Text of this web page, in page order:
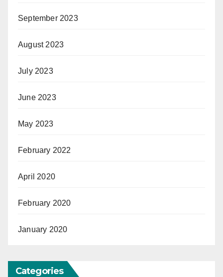
September 2023
August 2023
July 2023
June 2023
May 2023
February 2022
April 2020
February 2020
January 2020
Categories